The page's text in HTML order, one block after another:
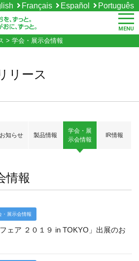
Français Español Português
MENU
> 学会・展示会情報
リース
お知らせ 製品情報
学会・展
示会情報
IR情報
情報
・展示会情報
ェア ２０１９ in TOKYO」出展のお